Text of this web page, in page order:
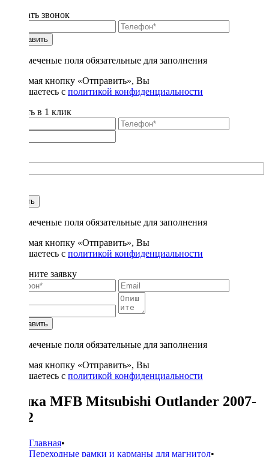
Заказать звонок
Отправить
* - отмеченые поля обязательные для заполнения
Нажимая кнопку «Отправить», Вы
соглашаетесь с политикой конфиденциальности
Купить в 1 клик
Купить
* - отмеченые поля обязательные для заполнения
Нажимая кнопку «Отправить», Вы
соглашаетесь с политикой конфиденциальности
Заполните заявку
Отправить
* - отмеченые поля обязательные для заполнения
Нажимая кнопку «Отправить», Вы
соглашаетесь с политикой конфиденциальности
Рамка MFB Mitsubishi Outlander 2007-
2012
Главная•
Переходные рамки и карманы для магнитол•